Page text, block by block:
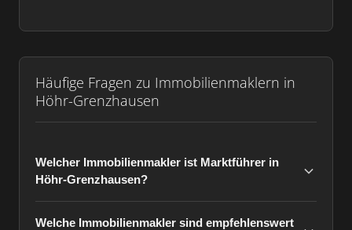
Häufige Fragen zu Immobilienmaklern in
Höhr-Grenzhausen
Welcher Immobilienmakler ist Marktführer in
Höhr-Grenzhausen?
Welche Immobilienmakler sind empfehlenswert